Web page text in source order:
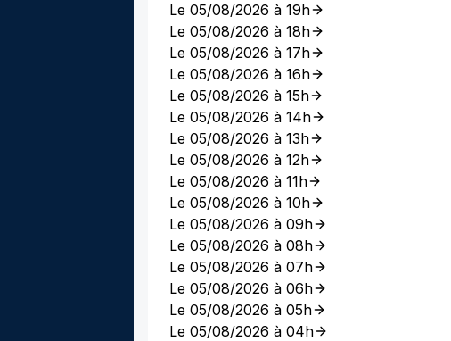
Le 05/08/2026 à 19h
Le 05/08/2026 à 18h
Le 05/08/2026 à 17h
Le 05/08/2026 à 16h
Le 05/08/2026 à 15h
Le 05/08/2026 à 14h
Le 05/08/2026 à 13h
Le 05/08/2026 à 12h
Le 05/08/2026 à 11h
Le 05/08/2026 à 10h
Le 05/08/2026 à 09h
Le 05/08/2026 à 08h
Le 05/08/2026 à 07h
Le 05/08/2026 à 06h
Le 05/08/2026 à 05h
Le 05/08/2026 à 04h